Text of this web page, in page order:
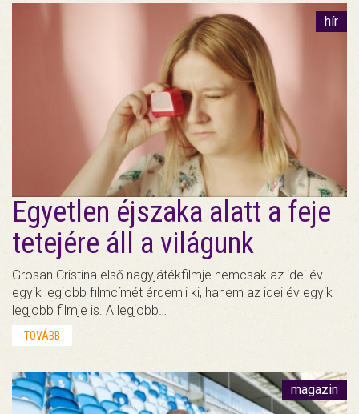
hír
Egyetlen éjszaka alatt a feje
tetejére áll a világunk
Grosan Cristina első nagyjátékfilmje nemcsak az idei év
egyik legjobb filmcímét érdemli ki, hanem az idei év egyik
legjobb filmje is. A legjobb…
TOVÁBB
magazin